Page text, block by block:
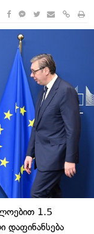
1.5